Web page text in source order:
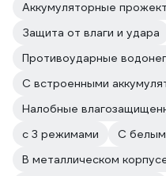
Аккумуляторные
Защита от влаги и удара
Противоударные
С встроенными
Налобные
с 3 режимами
С
В металлическом